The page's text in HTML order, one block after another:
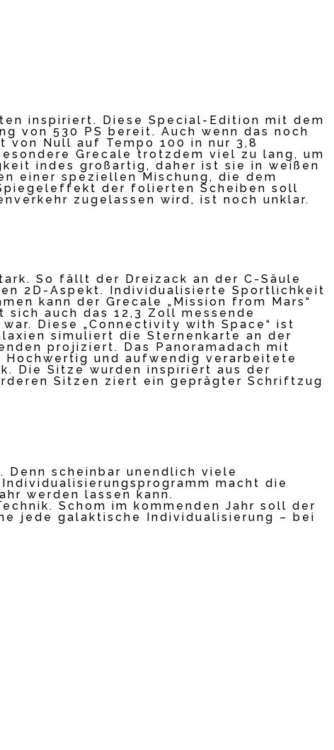
inspiriert. Diese Special-Edition mit dem
von 530 PS bereit. Auch wenn das noch
Null auf Tempo 100 in nur 3,8
Grecale trotzdem viel zu lang, um
indes großartig, daher ist sie in weißen
einer speziellen Mischung, die dem
der folierten Scheiben soll
zugelassen wird, ist noch unklar.
So fällt der Dreizack an der C-Säule
2D-Aspekt. Individualisierte Sportlichkeit
kann der Grecale „Mission from Mars“
auch das 12,3 Zoll messende
Diese „Connectivity with Space“ ist
simuliert die Sternenkarte an der
projiziert. Das Panoramadach mit
und aufwendig verarbeitete
Die Sitze wurden inspiriert aus der
Sitzen ziert ein geprägter Schriftzug
scheinbar unendlich viele
macht die
werden lassen kann.
Schom im kommenden Jahr soll der
jede galaktische Individualisierung – bei